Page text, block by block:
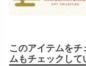
このアイテムを
ムもチェックして